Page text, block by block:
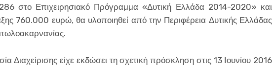
στο Επιχειρησιακό Πρόγραμμα «Δυτική Ελλάδα 2014-2020» και
760.000 ευρώ, θα υλοποιηθεί από την Περιφέρεια Δυτικής Ελλάδας
Διαχείρισης είχε εκδώσει τη σχετική πρόσκληση στις 13 Ιουνίου 2016